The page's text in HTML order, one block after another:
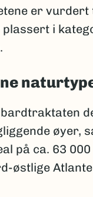
er vurdert
plassert i
øyer,
på ca. 63 000
østlige